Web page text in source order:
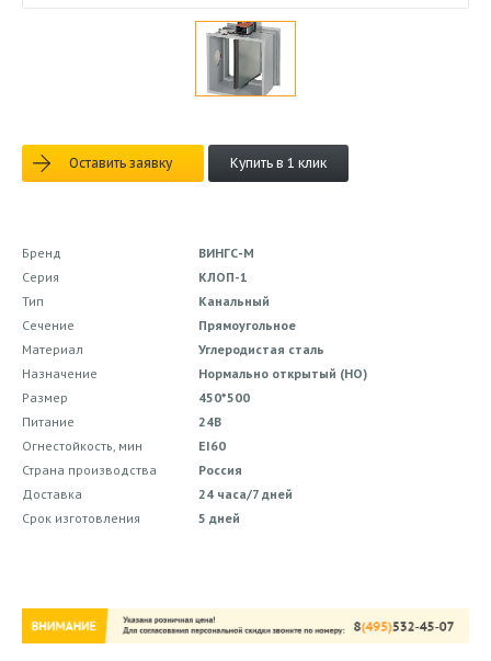
Оставить заявку Купить в 1 клик
Бренд
ВИНГС-М
Серия
КЛОП-1
Тип
Канальный
Сечение
Прямоугольное
Материал
Углеродистая сталь
Назначение
Нормально открытый (НО)
Размер
450*500
Питание
24В
Огнестойкость, мин
EI60
Страна производства
Россия
Доставка
24 часа/7 дней
Срок изготовления
5 дней